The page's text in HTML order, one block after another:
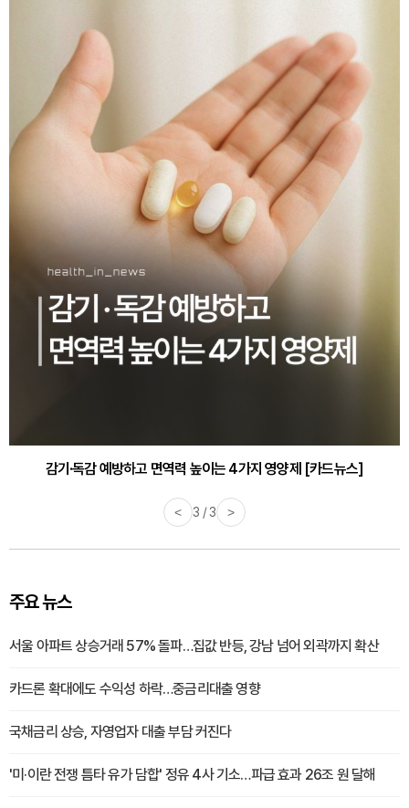
감기·독감 예방하고 면역력 높이는 4가지 영양제 [카드뉴스]
< 3 / 3 >
주요 뉴스
서울 아파트 상승거래 57% 돌파…집값 반등, 강남 넘어 외곽까지 확산
카드론 확대에도 수익성 하락…중금리대출 영향
국채금리 상승, 자영업자 대출 부담 커진다
'미·이란 전쟁 틈타 유가 담합' 정유 4사 기소…파급 효과 26조 원 달해